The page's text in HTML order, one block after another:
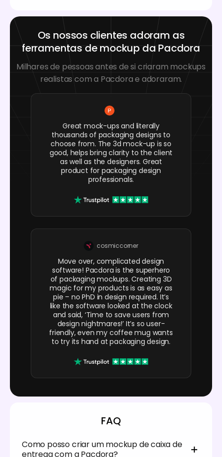
Os nossos clientes adoram as
ferramentas de mockup da Pacdora
Milhares de pessoas antes de si criaram mockups
realistas com a Pacdora e adoraram.
Great mock-ups and literally
thousands of packaging designs to
choose from. The 3d mock-up is so
good, helps bring clarity to the client
as well as the designers. Great
product for packaging design
professionals.
cosmiccorner
Move over, complicated design
software! Pacdora is the superhero
of packaging mockups. Creating 3D
magic for my products is as easy as
pie – no PhD in design required. It’s
like the software looked at the clock
and said, ‘Time to save users from
design nightmares!’ It’s so user-
friendly, even my coffee mug wants
to try its hand at packaging design.
FAQ
Como posso criar um mockup de caixa de
entrega com a Pacdora?